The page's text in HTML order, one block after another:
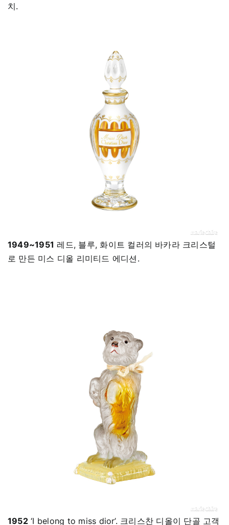
치.
1949~1951 레드, 블루, 화이트 컬러의 바카라 크리스털
로 만든 미스 디올 리미티드 에디션.
1952‘I belong to miss dior’. 크리스찬 디올이 단골 고객